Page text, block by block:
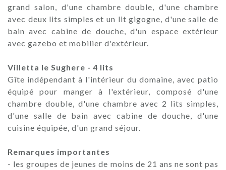
grand salon, d'une chambre double, d'une chambre
avec deux lits simples et un lit gigogne, d'une salle de
bain avec cabine de douche, d'un espace extérieur
avec gazebo et mobilier d'extérieur.
Villetta le Sughere - 4 lits
Gîte indépendant à l'intérieur du domaine, avec patio
équipé pour manger à l'extérieur, composé d'une
chambre double, d'une chambre avec 2 lits simples,
d'une salle de bain avec cabine de douche, d'une
cuisine équipée, d'un grand séjour.
Remarques importantes
- les groupes de jeunes de moins de 21 ans ne sont pas